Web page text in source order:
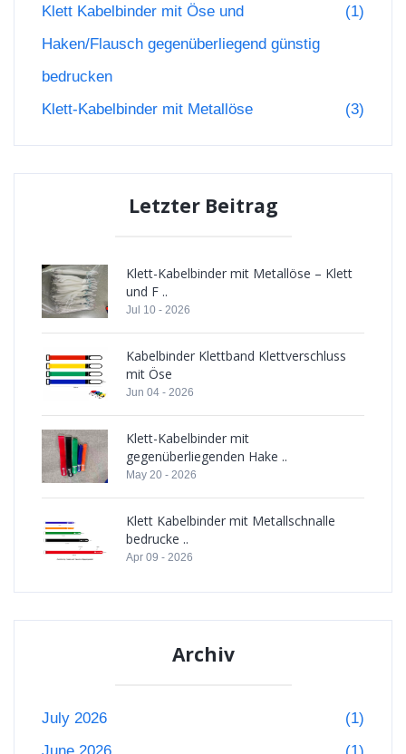
Klett Kabelbinder mit Öse und
Haken/Flausch gegenüberliegend günstig
bedrucken
(1)
Klett-Kabelbinder mit Metallöse (3)
Letzter Beitrag
Klett-Kabelbinder mit Metallöse – Klett
und F ..
Jul 10 - 2026
Kabelbinder Klettband Klettverschluss
mit Öse
Jun 04 - 2026
Klett-Kabelbinder mit
gegenüberliegenden Hake ..
May 20 - 2026
Klett Kabelbinder mit Metallschnalle
bedrucke ..
Apr 09 - 2026
Archiv
July 2026
(1)
June 2026
(1)